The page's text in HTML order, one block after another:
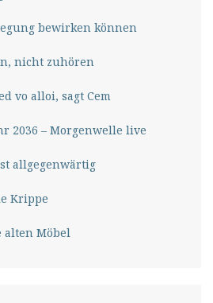
bewirken können
nicht zuhören
vo alloi, sagt Cem
2036 – Morgenwelle live
allgegenwärtig
Krippe
alten Möbel